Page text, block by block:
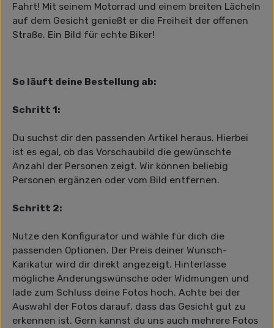
Fahrt! Mit seinem Motorrad und einem breiten Lächeln
auf dem Gesicht genießt er die Freiheit der offenen
Straße. Ein Bild für echte Biker!
So läuft deine Bestellung ab:
Schritt 1:
Du suchst dir den passenden Artikel heraus. Hierbei
ist es egal, ob das Vorschaubild die gewünschte
Anzahl der Personen zeigt. Wir können beliebig
Personen ergänzen oder vom Bild entfernen.
Schritt 2:
Nutze den Konfigurator und wähle für dich die
passenden Optionen. Der Preis deiner Wunsch-
Karikatur wird dir direkt angezeigt. Hinterlasse
mögliche Änderungswünsche oder Widmungen und
lade zum Schluss deine Fotos hoch. Achte bei der
Auswahl der Fotos darauf, dass das Gesicht gut zu
erkennen ist. Gern kannst du uns auch mehrere Fotos